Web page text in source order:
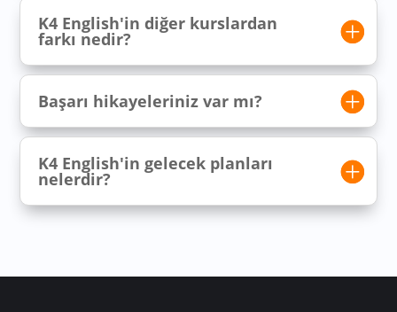
K4 English'in diğer kurslardan
farkı nedir?
Başarı hikayeleriniz var mı?
K4 English'in gelecek planları
nelerdir?